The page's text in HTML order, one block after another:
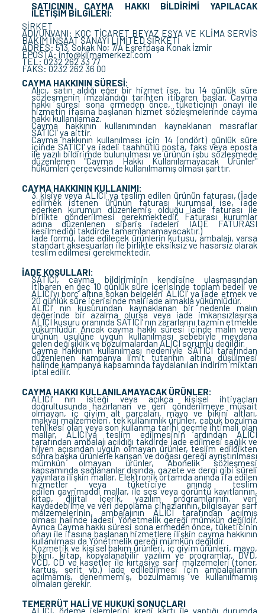
SATICININ CAYMA HAKKI BİLDİRİMİ YAPILACAK
İLETİŞİM BİLGİLERİ:
ŞİRKET
ADI/UNVANI: KOÇ TİCARET BEYAZ EŞYA VE KLİMA SERVİS
BAKIM İNŞAAT SANAYİ LİMİTED ŞİRKETİ
ADRES: 513. Sokak No; 7/A Eşrefpaşa Konak İzmir
EPOSTA: info@klimamerkezi.com
TEL: 0232 262 33 77
FAKS: 0232 262 36 00
CAYMA HAKKININ SÜRESİ:
Alıcı, satın aldığı eğer bir hizmet ise, bu 14 günlük süre
sözleşmenin imzalandığı tarihten itibaren başlar. Cayma
hakkı süresi sona ermeden önce, tüketicinin onayı ile
hizmetin ifasına başlanan hizmet sözleşmelerinde cayma
hakkı kullanılamaz.
Cayma hakkının kullanımından kaynaklanan masraflar
SATICI’ ya aittir.
Cayma hakkının kullanılması için 14 (ondört) günlük süre
içinde SATICI' ya iadeli taahhütlü posta, faks veya eposta
ile yazılı bildirimde bulunulması ve ürünün işbu sözleşmede
düzenlenen "Cayma Hakkı Kullanılamayacak Ürünler"
hükümleri çerçevesinde kullanılmamış olması şarttır.
CAYMA HAKKININ KULLANIMI:
3. kişiye veya ALICI’ ya teslim edilen ürünün faturası, (İade
edilmek istenen ürünün faturası kurumsal ise, iade
ederken kurumun düzenlemiş olduğu iade faturası ile
birlikte gönderilmesi gerekmektedir. Faturası kurumlar
adına düzenlenen sipariş iadeleri İADE FATURASI
kesilmediği takdirde tamamlanamayacaktır.)
İade formu, İade edilecek ürünlerin kutusu, ambalajı, varsa
standart aksesuarları ile birlikte eksiksiz ve hasarsız olarak
teslim edilmesi gerekmektedir.
İADE KOŞULLARI:
SATICI, cayma bildiriminin kendisine ulaşmasından
itibaren en geç 10 günlük süre içerisinde toplam bedeli ve
ALICI’yı borç altına sokan belgeleri ALICI’ ya iade etmek ve
20 günlük süre içerisinde malı iade almakla yükümlüdür.
ALICI’ nın kusurundan kaynaklanan bir nedenle malın
değerinde bir azalma olursa veya iade imkansızlaşırsa
ALICI kusuru oranında SATICI’ nın zararlarını tazmin etmekle
yükümlüdür. Ancak cayma hakkı süresi içinde malın veya
ürünün usulüne uygun kullanılması sebebiyle meydana
gelen değişiklik ve bozulmalardan ALICI sorumlu değildir.
Cayma hakkının kullanılması nedeniyle SATICI tarafından
düzenlenen kampanya limit tutarının altına düşülmesi
halinde kampanya kapsamında faydalanılan indirim miktarı
iptal edilir.
CAYMA HAKKI KULLANILAMAYACAK ÜRÜNLER:
ALICI’ nın isteği veya açıkça kişisel ihtiyaçları
doğrultusunda hazırlanan ve geri gönderilmeye müsait
olmayan, iç giyim alt parçaları, mayo ve bikini altları,
makyaj malzemeleri, tek kullanımlık ürünler, çabuk bozulma
tehlikesi olan veya son kullanma tarihi geçme ihtimali olan
mallar, ALICI’ya teslim edilmesinin ardından ALICI
tarafından ambalajı açıldığı takdirde iade edilmesi sağlık ve
hijyen açısından uygun olmayan ürünler, teslim edildikten
sonra başka ürünlerle karışan ve doğası gereği ayrıştırılması
mümkün olmayan ürünler, Abonelik sözleşmesi
kapsamında sağlananlar dışında, gazete ve dergi gibi süreli
yayınlara ilişkin mallar, Elektronik ortamda anında ifa edilen
hizmetler veya tüketiciye anında teslim
edilen gayrimaddi mallar, ile ses veya görüntü kayıtlarının,
kitap, dijital içerik, yazılım programlarının, veri
kaydedebilme ve veri depolama cihazlarının, bilgisayar sarf
malzemelerinin, ambalajının ALICI tarafından açılmış
olması halinde iadesi Yönetmelik gereği mümkün değildir.
Ayrıca Cayma hakkı süresi sona ermeden önce, tüketicinin
onayı ile ifasına başlanan hizmetlere ilişkin cayma hakkının
kullanılması da Yönetmelik gereği mümkün değildir.
Kozmetik ve kişisel bakım ürünleri, iç giyim ürünleri, mayo,
bikini, kitap, kopyalanabilir yazılım ve programlar, DVD,
VCD, CD ve kasetler ile kırtasiye sarf malzemeleri (toner,
kartuş, şerit vb.) iade edilebilmesi için ambalajlarının
açılmamış, denenmemiş, bozulmamış ve kullanılmamış
olmaları gerekir.
TEMERRÜT HALİ VE HUKUKİ SONUÇLARI
ALICI, ödeme işlemlerini kredi kartı ile yaptığı durumda